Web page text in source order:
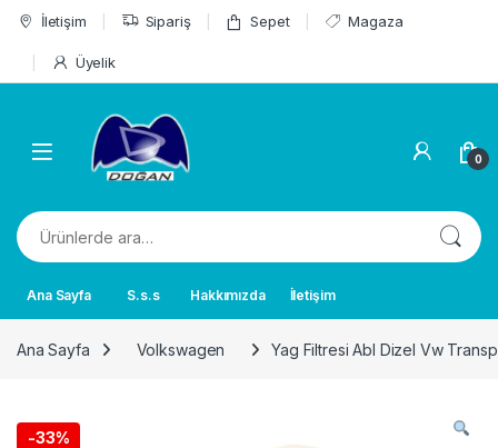
Skip to navigation
Skip to content
İletişim Sipariş Sepet Magaza
Üyelik
0
Ara:
Ana Sayfa S.s.s Hakkımızda İletişim
Ana Sayfa Volkswagen Yag Filtresi Abl Dizel Vw
-33%